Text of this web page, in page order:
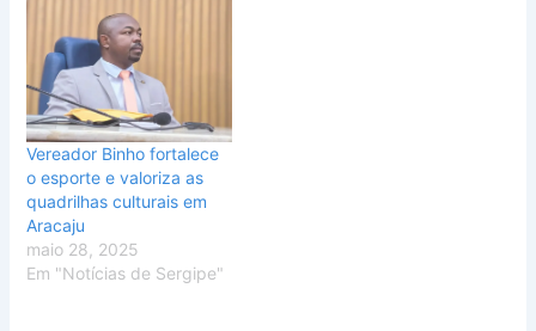
Vereador Binho fortalece
o esporte e valoriza as
quadrilhas culturais em
Aracaju
maio 28, 2025
Em "Notícias de Sergipe"